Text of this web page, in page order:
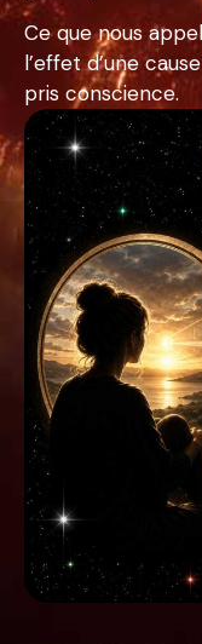
Ce que nous
l’effet d’une
pris conscience.